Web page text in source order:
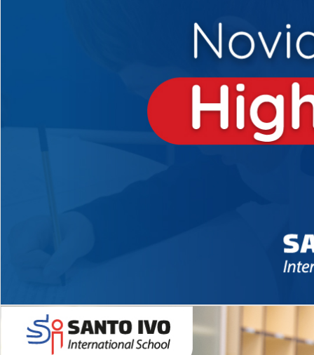
Novidades 2026 High School